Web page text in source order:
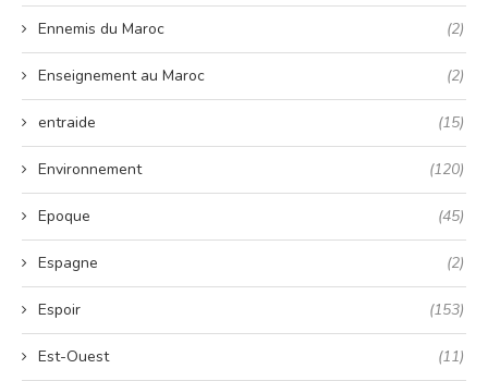
Ennemis du Maroc (2)
Enseignement au Maroc (2)
entraide (15)
Environnement (120)
Epoque (45)
Espagne (2)
Espoir (153)
Est-Ouest (11)